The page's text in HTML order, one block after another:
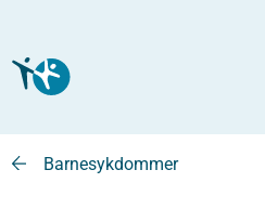
Barnesykdommer